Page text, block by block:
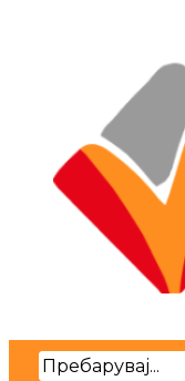
Search